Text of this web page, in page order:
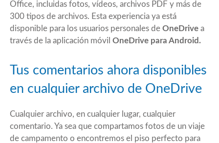
Office, incluidas fotos, vídeos, archivos PDF y más de
300 tipos de archivos. Esta experiencia ya está
disponible para los usuarios personales de OneDrive a
través de la aplicación móvil OneDrive para Android.
Tus comentarios ahora disponibles
en cualquier archivo de OneDrive
Cualquier archivo, en cualquier lugar, cualquier
comentario. Ya sea que compartamos fotos de un viaje
de campamento o encontremos el piso perfecto para